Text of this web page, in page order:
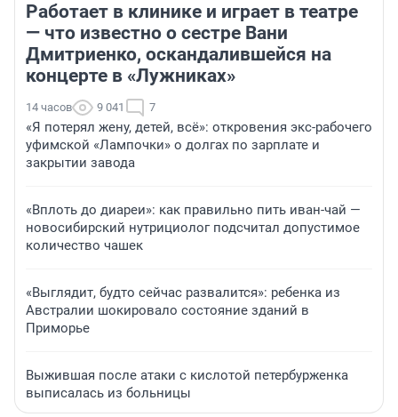
Работает в клинике и играет в театре
— что известно о сестре Вани
Дмитриенко, оскандалившейся на
концерте в «Лужниках»
14 часов 9 041 7
«Я потерял жену, детей, всё»: откровения экс-рабочего
уфимской «Лампочки» о долгах по зарплате и
закрытии завода
«Вплоть до диареи»: как правильно пить иван-чай —
новосибирский нутрициолог подсчитал допустимое
количество чашек
«Выглядит, будто сейчас развалится»: ребенка из
Австралии шокировало состояние зданий в
Приморье
Выжившая после атаки с кислотой петербурженка
выписалась из больницы